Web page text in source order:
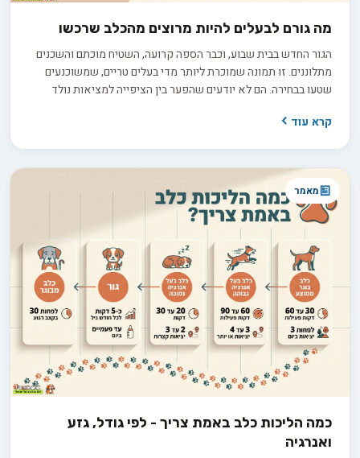
מה גורם לבעלים להיות מרוצים מהכלב שרכשו
הגור החדש בבית שבוע, וכבר הספה קרועה, השטיח מוכתם והשכנים
מתלוננים. זו תמונה שמוכרת ליותר מדי בעלים טריים, שמשוכנעים
שטעו בבחירה. הם לא יודעים שהפער בין הציפייה למציאות נולד
הן ששביעות רצון ארוכת טווח היא תוצאה של החלטות נכונות
קרא עוד
מאמר
כמה הליכות כלב באמת צריך - לפי גודל, גזע
ואנרגיה